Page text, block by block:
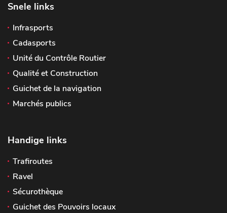
Snele links
Infrasports
Cadasports
Unité du Contrôle Routier
Qualité et Construction
Guichet de la navigation
Marchés publics
Handige links
Trafiroutes
Ravel
Sécurothèque
Guichet des Pouvoirs locaux